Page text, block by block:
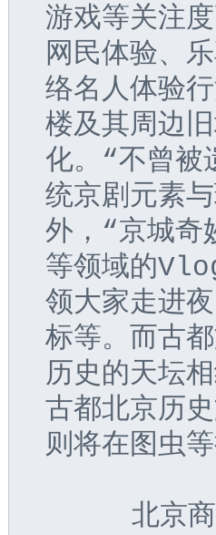
游戏等关注
网民体验、
络名人体验
楼及其周边
化。“不曾被
统京剧元素
外，“京城奇
等领域的
领大家走进
标等。而古
历史的天坛
古都北京历
则将在图虫
北京商报